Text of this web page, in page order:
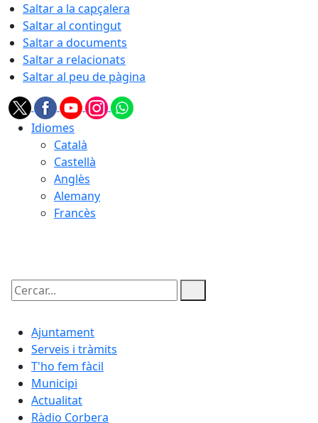
Saltar a la capçalera
Saltar al contingut
Saltar a documents
Saltar a relacionats
Saltar al peu de pàgina
Idiomes
Català
Castellà
Anglès
Alemany
Francès
Cercar:
Ajuntament
Serveis i tràmits
T'ho fem fàcil
Municipi
Actualitat
Ràdio Corbera